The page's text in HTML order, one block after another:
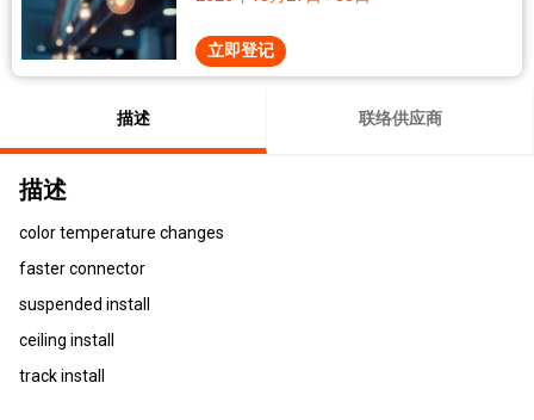
立即登记
描述 联络供应商
描述
color temperature changes
faster connector
suspended install
ceiling install
track install